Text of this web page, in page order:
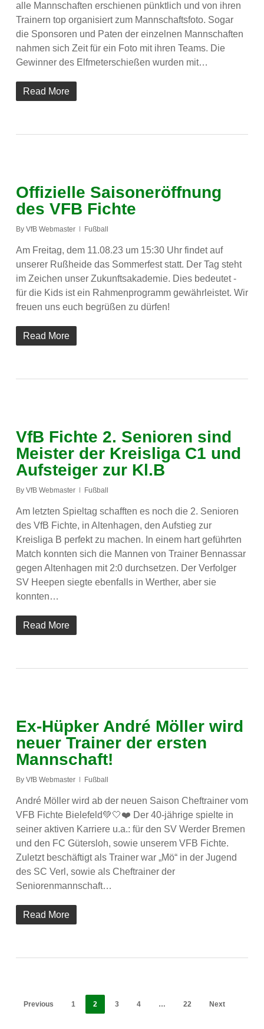
alle Mannschaften erschienen pünktlich und von ihren
Trainern top organisiert zum Mannschaftsfoto. Sogar
die Sponsoren und Paten der einzelnen Mannschaften
nahmen sich Zeit für ein Foto mit ihren Teams. Die
Gewinner des Elfmeterschießen wurden mit…
Read More
Offizielle Saisoneröffnung
des VFB Fichte
By VfB Webmaster Fußball
Am Freitag, dem 11.08.23 um 15:30 Uhr findet auf
unserer Rußheide das Sommerfest statt. Der Tag steht
im Zeichen unser Zukunftsakademie. Dies bedeutet -
für die Kids ist ein Rahmenprogramm gewährleistet. Wir
freuen uns euch begrüßen zu dürfen!
Read More
VfB Fichte 2. Senioren sind
Meister der Kreisliga C1 und
Aufsteiger zur Kl.B
By VfB Webmaster Fußball
Am letzten Spieltag schafften es noch die 2. Senioren
des VfB Fichte, in Altenhagen, den Aufstieg zur
Kreisliga B perfekt zu machen. In einem hart geführten
Match konnten sich die Mannen von Trainer Bennassar
gegen Altenhagen mit 2:0 durchsetzen. Der Verfolger
SV Heepen siegte ebenfalls in Werther, aber sie
konnten…
Read More
Ex-Hüpker André Möller wird
neuer Trainer der ersten
Mannschaft!
By VfB Webmaster Fußball
André Möller wird ab der neuen Saison Cheftrainer vom
VFB Fichte Bielefeld💚🤍❤️ Der 40-jährige spielte in
seiner aktiven Karriere u.a.: für den SV Werder Bremen
und den FC Gütersloh, sowie unserem VFB Fichte.
Zuletzt beschäftigt als Trainer war „Mö“ in der Jugend
des SC Verl, sowie als Cheftrainer der
Seniorenmannschaft…
Read More
Previous 1 2 3 4 … 22 Next